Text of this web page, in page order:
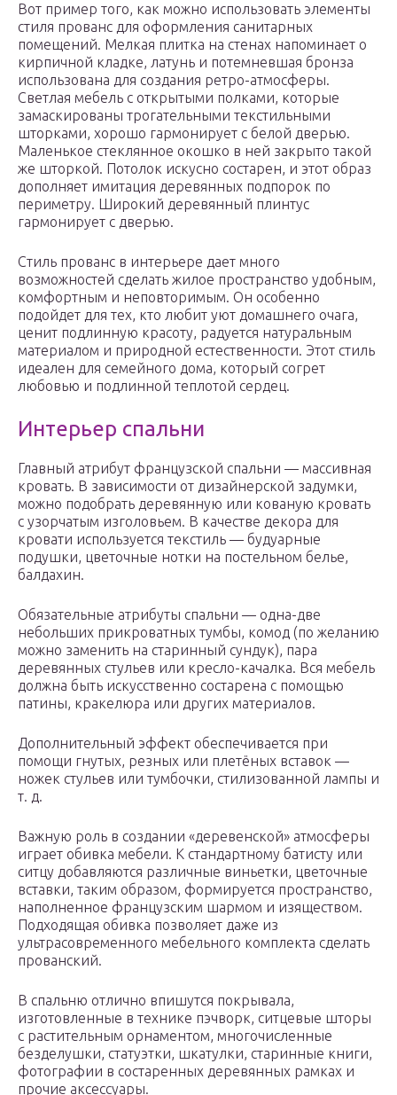
Вот пример того, как можно использовать элементы
стиля прованс для оформления санитарных
помещений. Мелкая плитка на стенах напоминает о
кирпичной кладке, латунь и потемневшая бронза
использована для создания ретро-атмосферы.
Светлая мебель с открытыми полками, которые
замаскированы трогательными текстильными
шторками, хорошо гармонирует с белой дверью.
Маленькое стеклянное окошко в ней закрыто такой
же шторкой. Потолок искусно состарен, и этот образ
дополняет имитация деревянных подпорок по
периметру. Широкий деревянный плинтус
гармонирует с дверью.
Стиль прованс в интерьере дает много
возможностей сделать жилое пространство удобным,
комфортным и неповторимым. Он особенно
подойдет для тех, кто любит уют домашнего очага,
ценит подлинную красоту, радуется натуральным
материалом и природной естественности. Этот стиль
идеален для семейного дома, который согрет
любовью и подлинной теплотой сердец.
Интерьер спальни
Главный атрибут французской спальни — массивная
кровать. В зависимости от дизайнерской задумки,
можно подобрать деревянную или кованую кровать
с узорчатым изголовьем. В качестве декора для
кровати используется текстиль — будуарные
подушки, цветочные нотки на постельном белье,
балдахин.
Обязательные атрибуты спальни — одна-две
небольших прикроватных тумбы, комод (по желанию
можно заменить на старинный сундук), пара
деревянных стульев или кресло-качалка. Вся мебель
должна быть искусственно состарена с помощью
патины, кракелюра или других материалов.
Дополнительный эффект обеспечивается при
помощи гнутых, резных или плетёных вставок —
ножек стульев или тумбочки, стилизованной лампы и
т. д.
Важную роль в создании «деревенской» атмосферы
играет обивка мебели. К стандартному батисту или
ситцу добавляются различные виньетки, цветочные
вставки, таким образом, формируется пространство,
наполненное французским шармом и изяществом.
Подходящая обивка позволяет даже из
ультрасовременного мебельного комплекта сделать
прованский.
В спальню отлично впишутся покрывала,
изготовленные в технике пэчворк, ситцевые шторы
с растительным орнаментом, многочисленные
безделушки, статуэтки, шкатулки, старинные книги,
фотографии в состаренных деревянных рамках и
прочие аксессуары.